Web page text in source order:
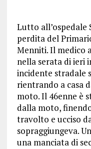
Lutto all’ospedale
perdita del
Menniti. Il medico
nella serata di ieri
incidente stradale
rientrando a casa
moto. Il 46enne è
dalla moto,
travolto e ucciso
sopraggiungeva.
una manciata di